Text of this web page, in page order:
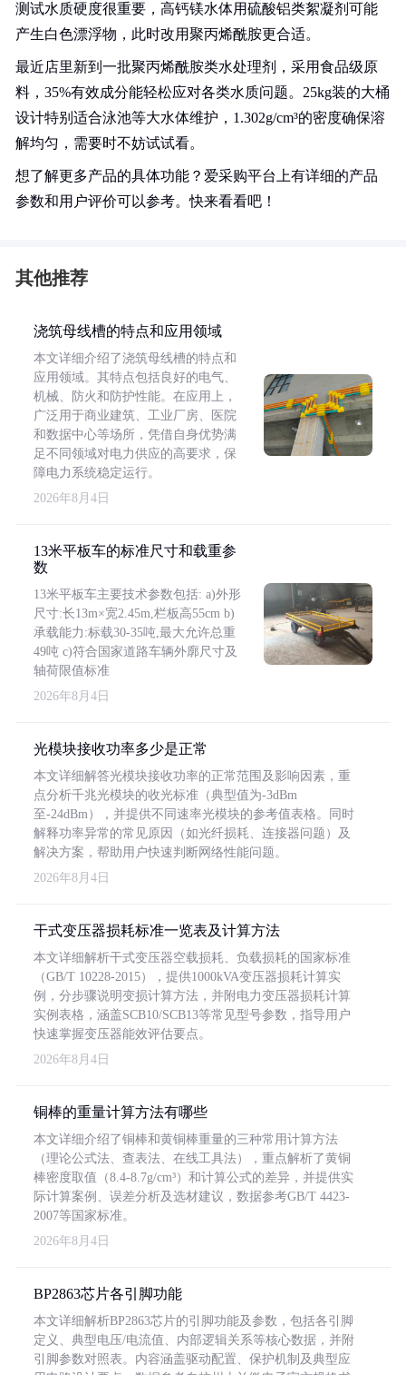
测试水质硬度很重要，高钙镁水体用硫酸铝类絮凝剂可能
产生白色漂浮物，此时改用聚丙烯酰胺更合适。
最近店里新到一批聚丙烯酰胺类水处理剂，采用食品级原
料，35%有效成分能轻松应对各类水质问题。25kg装的大桶
设计特别适合泳池等大水体维护，1.302g/cm³的密度确保溶
解均匀，需要时不妨试试看。
想了解更多产品的具体功能？爱采购平台上有详细的产品
参数和用户评价可以参考。快来看看吧！
其他推荐
浇筑母线槽的特点和应用领域
本文详细介绍了浇筑母线槽的特点和
应用领域。其特点包括良好的电气、
机械、防火和防护性能。在应用上，
广泛用于商业建筑、工业厂房、医院
和数据中心等场所，凭借自身优势满
足不同领域对电力供应的高要求，保
障电力系统稳定运行。
2026年8月4日
13米平板车的标准尺寸和载重参
数
13米平板车主要技术参数包括: a)外形
尺寸:长13m×宽2.45m,栏板高55cm b)
承载能力:标载30-35吨,最大允许总重
49吨 c)符合国家道路车辆外廓尺寸及
轴荷限值标准
2026年8月4日
光模块接收功率多少是正常
本文详细解答光模块接收功率的正常范围及影响因素，重
点分析千兆光模块的收光标准（典型值为-3dBm
至-24dBm），并提供不同速率光模块的参考值表格。同时
解释功率异常的常见原因（如光纤损耗、连接器问题）及
解决方案，帮助用户快速判断网络性能问题。
2026年8月4日
干式变压器损耗标准一览表及计算方法
本文详细解析干式变压器空载损耗、负载损耗的国家标准
（GB/T 10228-2015），提供1000kVA变压器损耗计算实
例，分步骤说明变损计算方法，并附电力变压器损耗计算
实例表格，涵盖SCB10/SCB13等常见型号参数，指导用户
快速掌握变压器能效评估要点。
2026年8月4日
铜棒的重量计算方法有哪些
本文详细介绍了铜棒和黄铜棒重量的三种常用计算方法
（理论公式法、查表法、在线工具法），重点解析了黄铜
棒密度取值（8.4-8.7g/cm³）和计算公式的差异，并提供实
际计算案例、误差分析及选材建议，数据参考GB/T 4423-
2007等国家标准。
2026年8月4日
BP2863芯片各引脚功能
本文详细解析BP2863芯片的引脚功能及参数，包括各引脚
定义、典型电压/电流值、内部逻辑关系等核心数据，并附
引脚参数对照表。内容涵盖驱动配置、保护机制及典型应